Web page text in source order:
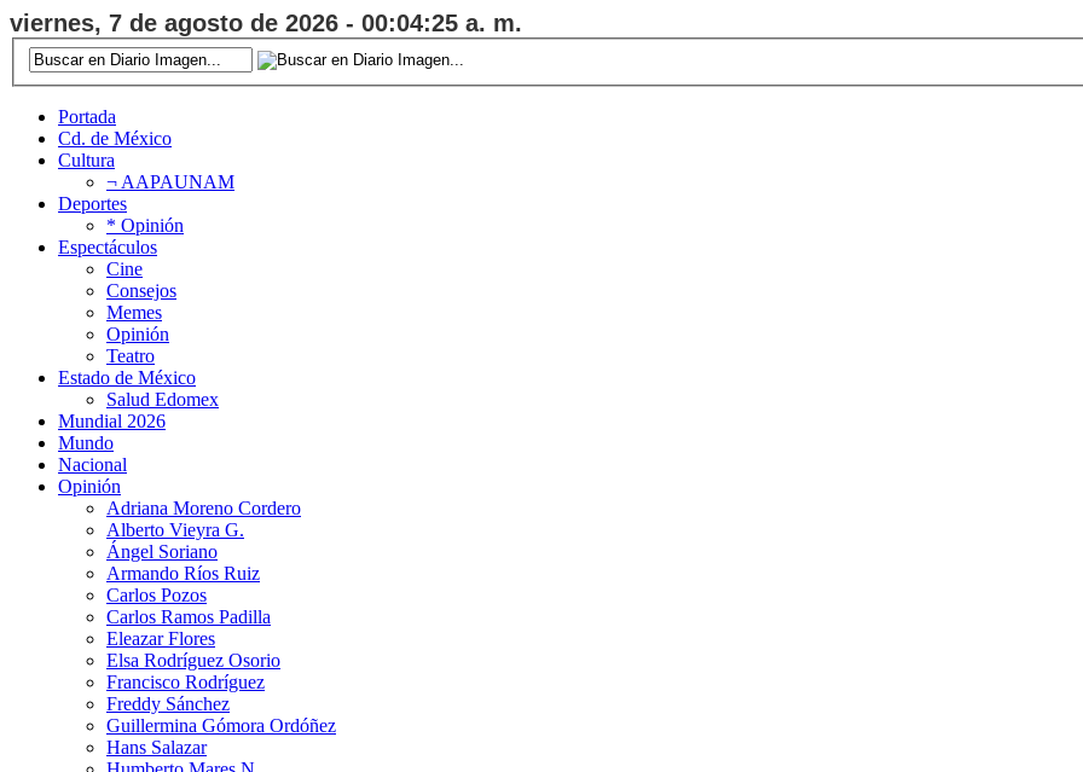
viernes, 7 de agosto de 2026 - 00:04:26 a. m.
Portada
Cd. de México
Cultura
¬ AAPAUNAM
Deportes
* Opinión
Espectáculos
Cine
Consejos
Memes
Opinión
Teatro
Estado de México
Salud Edomex
Mundial 2026
Mundo
Nacional
Opinión
Adriana Moreno Cordero
Alberto Vieyra G.
Ángel Soriano
Armando Ríos Ruiz
Carlos Pozos
Carlos Ramos Padilla
Eleazar Flores
Elsa Rodríguez Osorio
Francisco Rodríguez
Freddy Sánchez
Guillermina Gómora Ordóñez
Hans Salazar